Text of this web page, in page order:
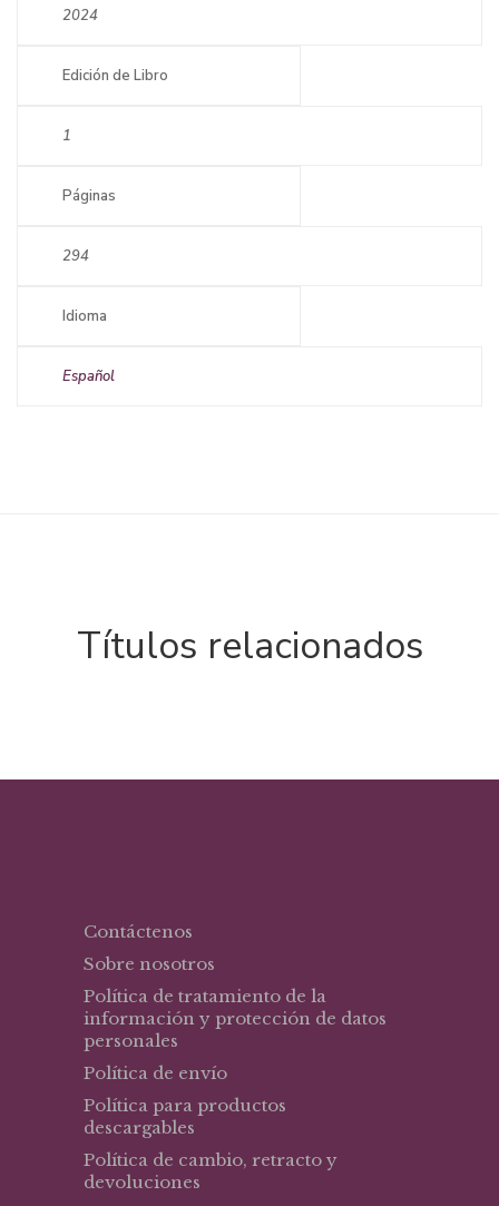
2024
Edición de Libro
1
Páginas
294
Idioma
Español
Títulos relacionados
Contáctenos
Sobre nosotros
Política de tratamiento de la
información y protección de datos
personales
Política de envío
Política para productos
descargables
Política de cambio, retracto y
devoluciones